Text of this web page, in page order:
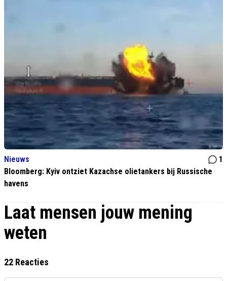
Nieuws
1
Bloomberg: Kyiv ontziet Kazachse olietankers bij Russische
havens
Laat mensen jouw mening
weten
22 Reacties